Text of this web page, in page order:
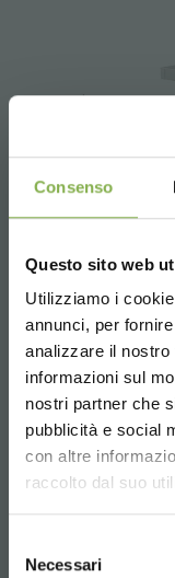
Consenso
Questo sito web
Utilizziamo i
annunci, per
analizzare il
informazioni sul
nostri partner che
pubblicità e social
con altre
raccolto dal suo
delNecessari
Choose
language for